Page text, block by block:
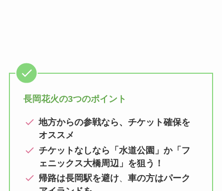
長岡花火の3つのポイント
地方からの参戦なら、チケット確保を
オススメ
チケットなしなら「水道公園」か「フ
ェニックス大橋周辺」を狙う！
帰路は長岡駅を避け、車の方はパーク